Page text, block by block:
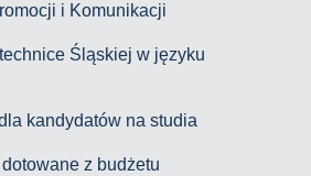
i Komunikacji
Śląskiej w języku
kandydatów na studia
dotowane z budżetu